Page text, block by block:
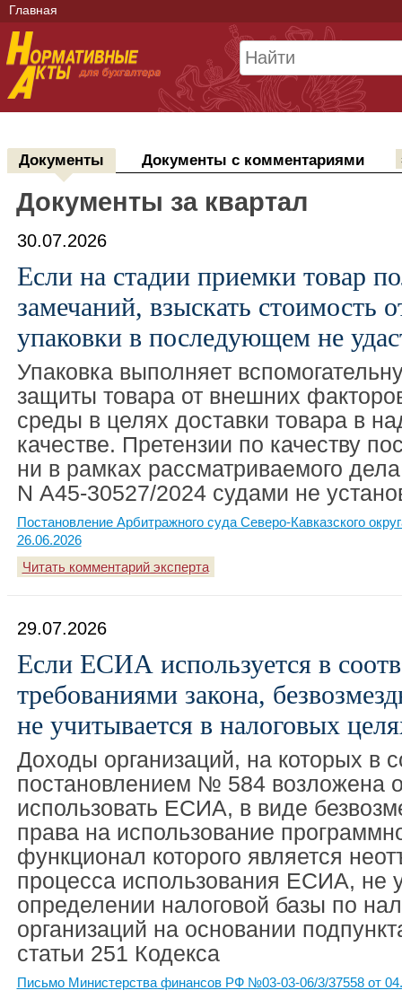
Главная
Документы Документы с комментариями
Документы за квартал
30.07.2026
Если на стадии приемки товар
замечаний, взыскать стоимость
упаковки в последующем не
Упаковка выполняет
защиты товара от внешних
среды в целях доставки товара в
качестве. Претензии по качеству
ни в рамках рассматриваемого
N А45-30527/2024 судами не
Постановление Арбитражного суда Северо-Кавказского
26.06.2026
Читать комментарий эксперта
29.07.2026
Если ЕСИА используется в
требованиями закона,
не учитывается в налоговых
Доходы организаций, на которых в
постановлением № 584 возложена
использовать ЕСИА, в виде
права на использование
функционал которого является
процесса использования ЕСИА, не
определении налоговой базы по
организаций на основании
статьи 251 Кодекса
Письмо Министерства финансов РФ №03-03-06/3/37558 от